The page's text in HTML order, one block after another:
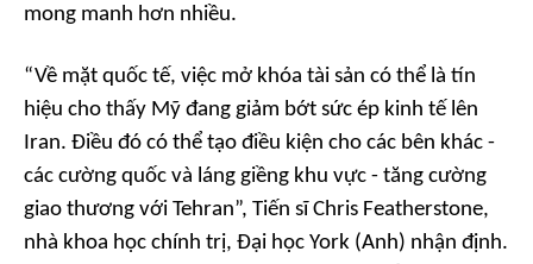
mong manh hơn nhiều.
“Về mặt quốc tế, việc mở khóa tài sản có thể là tín
hiệu cho thấy Mỹ đang giảm bớt sức ép kinh tế lên
Iran. Điều đó có thể tạo điều kiện cho các bên khác -
các cường quốc và láng giềng khu vực - tăng cường
giao thương với Tehran”, Tiến sĩ Chris Featherstone,
nhà khoa học chính trị, Đại học York (Anh) nhận định.